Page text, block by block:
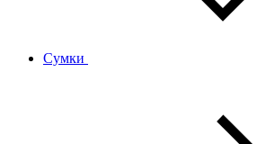
Сумки